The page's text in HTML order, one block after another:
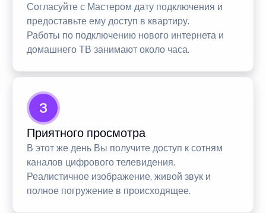
Согласуйте с Мастером дату подключения и
предоставьте ему доступ в квартиру.
Работы по подключению нового интернета и
домашнего ТВ занимают около часа.
3
Приятного просмотра
В этот же день Вы получите доступ к сотням
каналов цифрового телевидения.
Реалистичное изображение, живой звук и
полное погружение в происходящее.